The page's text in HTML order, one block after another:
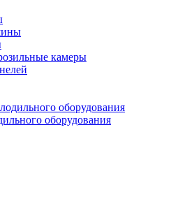
камеры
оборудования
оборудования